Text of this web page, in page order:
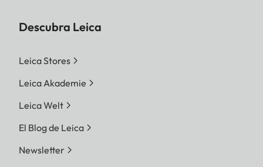
Descubra Leica
Leica Stores
Leica Akademie
Leica Welt
El Blog de Leica
Newsletter